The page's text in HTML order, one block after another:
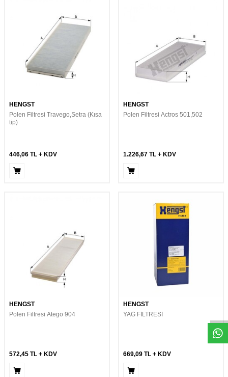
HENGST
Polen Filtresi Travego,Setra (Kısa
tip)
446,06 TL KDV
HENGST
Polen Filtresi Actros 501,502
1.226,67 TL KDV
HENGST
Polen Filtresi Atego 904
572,45 TL KDV
HENGST
YAĞ FİLTRESİ
669,09 TL KDV